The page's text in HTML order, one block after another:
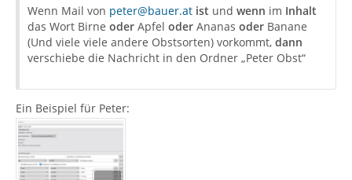
Wenn Mail von peter@bauer.at ist und wenn im Inhalt
das Wort Birne oder Apfel oder Ananas oder Banane
(Und viele viele andere Obstsorten) vorkommt, dann
verschiebe die Nachricht in den Ordner „Peter Obst“
Ein Beispiel für Peter: